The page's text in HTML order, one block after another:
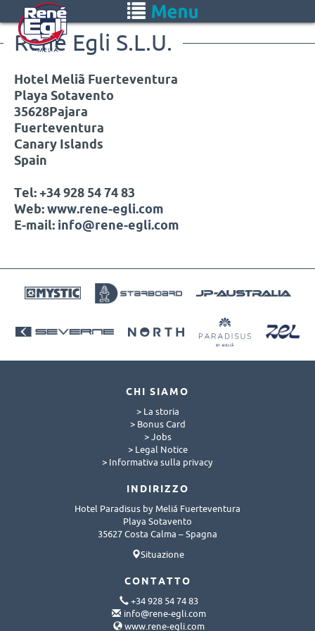
to
main
content
René Egli S.L.U.
Hotel Meliã Fuerteventura
Playa Sotavento
35628Pajara
Fuerteventura
Canary Islands
Spain
Tel: +34 928 54 74 83
Web: www.rene-egli.com
E-mail: info@rene-egli.com
CHI SIAMO
> La storia
> Bonus Card
> Jobs
> Legal Notice
> Informativa sulla privacy
INDIRIZZO
Hotel Paradisus by Meliá Fuerteventura
Playa Sotavento
35627 Costa Calma – Spagna
Situazione
CONTATTO
+34 928 54 74 83
info@rene-egli.com
www.rene-egli.com